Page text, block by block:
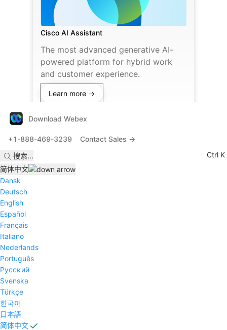
Cisco AI Assistant
The most advanced generative AI-
powered platform for hybrid work
and customer experience.
Learn more →
Download Webex
+1-888-469-3239
Contact Sales →
搜索...
Ctrl K
简体中文
Dansk
Deutsch
English
Español
Français
Italiano
Nederlands
Português
Pyccĸий
Svenska
Tϋrkçe
한국어
日本語
简体中文